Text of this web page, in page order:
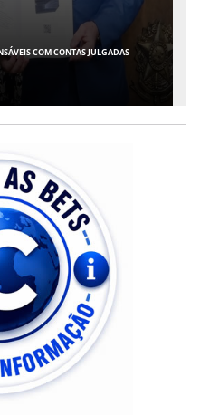
"SPIDEY E SEUS AMIGOS" COM